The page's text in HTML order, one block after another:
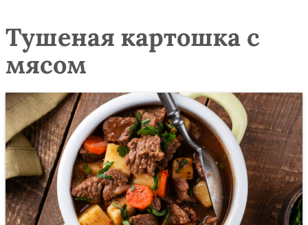
Тушеная картошка с
мясом